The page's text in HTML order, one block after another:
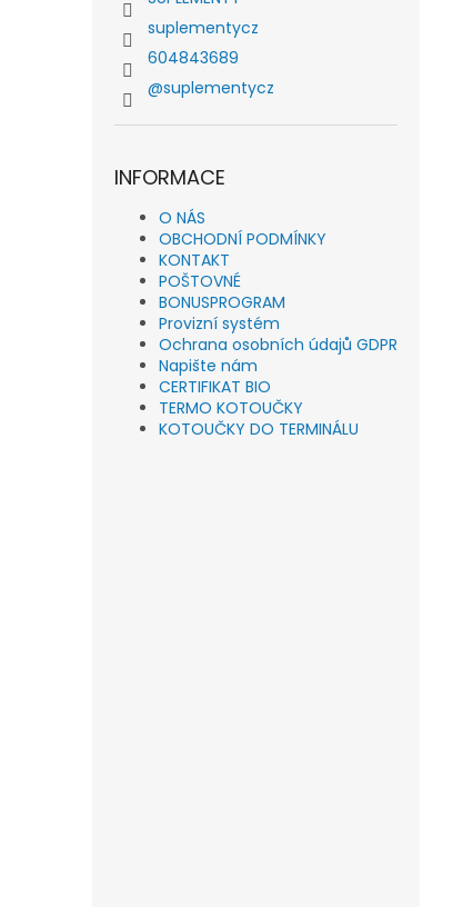
suplementycz
604843689
@suplementycz
INFORMACE
O NÁS
OBCHODNÍ PODMÍNKY
KONTAKT
POŠTOVNÉ
BONUSPROGRAM
Provizní systém
Ochrana osobních údajů GDPR
Napište nám
CERTIFIKAT BIO
TERMO KOTOUČKY
KOTOUČKY DO TERMINÁLU